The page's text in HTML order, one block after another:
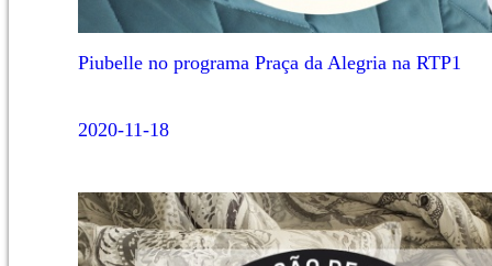
Piubelle no programa Praça da Alegria na RTP1
2020-11-18